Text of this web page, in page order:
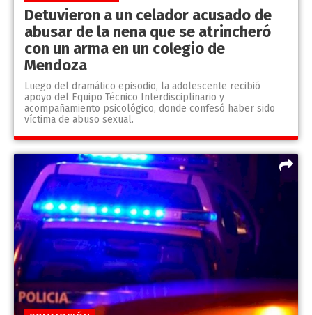
Detuvieron a un celador acusado de
abusar de la nena que se atrincheró
con un arma en un colegio de
Mendoza
Luego del dramático episodio, la adolescente recibió
apoyo del Equipo Técnico Interdisciplinario y
acompañamiento psicológico, donde confesó haber sido
víctima de abuso sexual.